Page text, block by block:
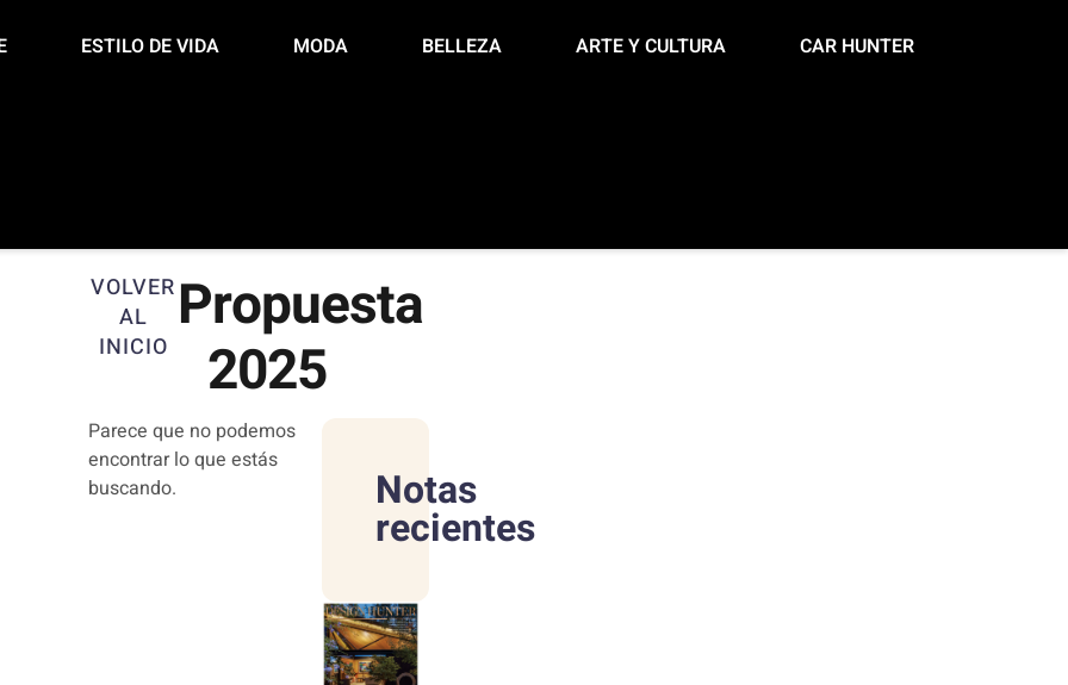
ESTILO DE VIDA MODA BELLEZA ARTE Y CULTURA CAR HUNTER
VOLVER
AL
INICIO
Propuesta
2025
Parece que no podemos
encontrar lo que estás
buscando.
Notas
recientes